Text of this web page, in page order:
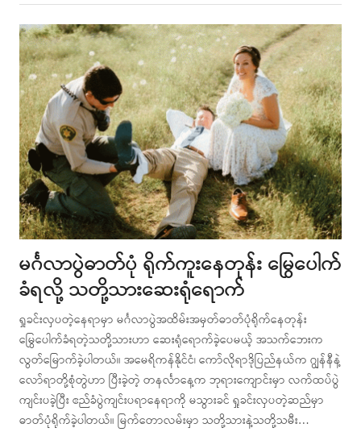
မင်္ဂလာပွဲဓာတ်ပုံ ရိုက်ကူးနေတုန်း မြွေပေါက်
ခံရလို့ သတို့သားဆေးရုံရောက်
ရှုခင်းလှပတဲ့နေရာမှာ မင်္ဂလာပွဲအထိမ်းအမှတ်ဓာတ်ပုံရိုက်နေတုန်း
မြွေပေါက်ခံရတဲ့သတို့သားဟာ ဆေးရုံရောက်ခဲ့ပေမယ့် အသက်ဘေးက
လွတ်မြောက်ခဲ့ပါတယ်။ အမေရိကန်နိုင်ငံ၊ ကော်လိုရာဒိုပြည်နယ်က ဂျွန်နီနဲ့
လော်ရာတို့စုံတွဲဟာ ပြီးခဲ့တဲ့ တနင်္လာနေ့က ဘုရားကျောင်းမှာ လက်ထပ်ပွဲ
ကျင်းပခဲ့ပြီး ဧည်ခံပွဲကျင်းပရာနေရာကို မသွားခင် ရှုခင်းလှပတဲ့ဆည်မှာ
ဓာတ်ပုံရိုက်ခဲ့ပါတယ်။ မြက်တောလမ်းမှာ သတို့သားနဲ့သတို့သမီး…